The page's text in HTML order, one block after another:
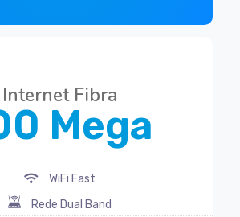
Internet Fibra
Mega
WiFi Fast
Rede Dual Band
ESPECIAL